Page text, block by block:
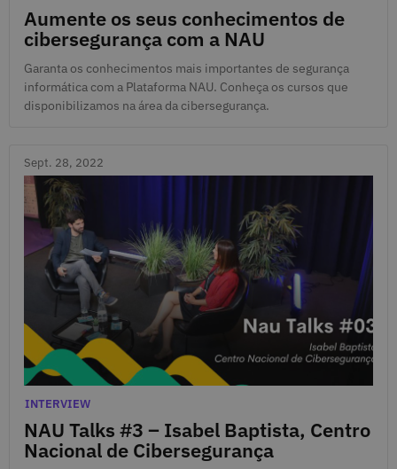
Aumente os seus conhecimentos de
cibersegurança com a NAU
Garanta os conhecimentos mais importantes de segurança
informática com a Plataforma NAU. Conheça os cursos que
disponibilizamos na área da cibersegurança.
Sept. 28, 2022
NAU Talks #3 – Isabel Baptista, Centro
Nacional de Cibersegurança
Sept. 28, 2022
Categories
INTERVIEW